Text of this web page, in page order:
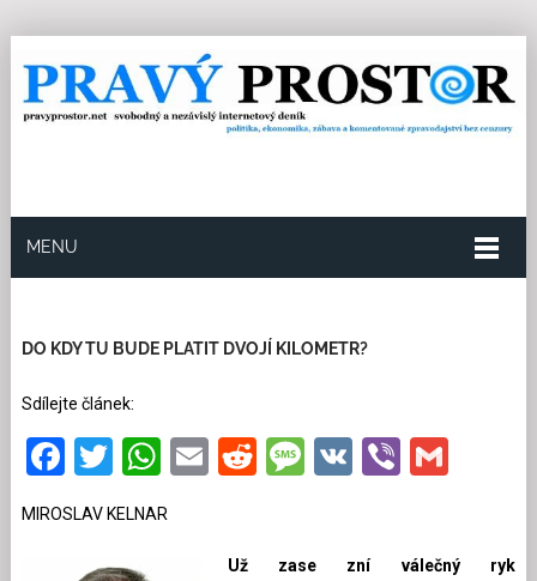
MENU
DO KDY TU BUDE PLATIT DVOJÍ KILOMETR?
Sdílejte článek:
Facebook
Twitter
WhatsApp
EmailRedditMessage
VKViber
MIROSLAV KELNAR
Už zase zní válečný ryk